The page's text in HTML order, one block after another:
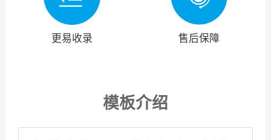
更易收录 售后保障
模板介绍